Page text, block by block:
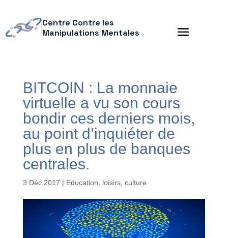
Centre Contre les
Manipulations Mentales
BITCOIN : La monnaie
virtuelle a vu son cours
bondir ces derniers mois,
au point d’inquiéter de
plus en plus de banques
centrales.
3 Déc 2017 | Education, loisirs, culture